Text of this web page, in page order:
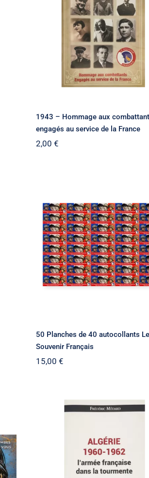
1943 – Hommage aux
combattants engagés
service de la France
1943 – Hommage aux
engagés au service de la France
2,00€
50 Planches de 40
autocollants Le
Français
50 Planches de 40 autocollants
Souvenir Français
15,00€
Algérie 1960-1962 :
l’Armée française dans
tourmente